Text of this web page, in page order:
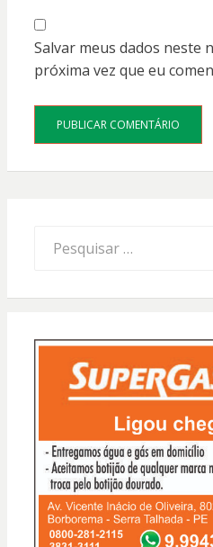
Salvar meus dados neste
próxima vez que eu
por: